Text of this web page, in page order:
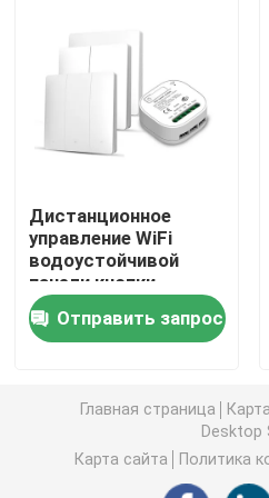
Беспроводной
Переключатель касания
Гнездо Zigbee умное
Гнездо Homekit умное
Само- приведенный в
Умный датчик тревоги
Дистанционное
управление WiFi
водоустойчивой
панели кнопки
переключателя Tuya
умной беспроводное
Отправить запрос
Главная страница
Desktop
Карта сайта
Политика